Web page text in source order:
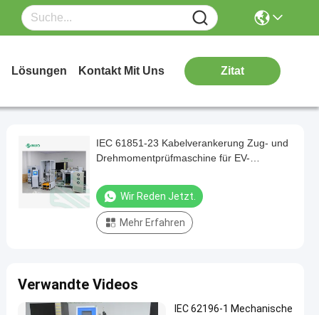
Lösungen Kontakt Mit Uns Zitat
IEC 61851-23 Kabelverankerung Zug- und
Drehmomentprüfmaschine für EV-
Wir Reden Jetzt.
Mehr Erfahren
Verwandte Videos
IEC 62196-1 Mechanische